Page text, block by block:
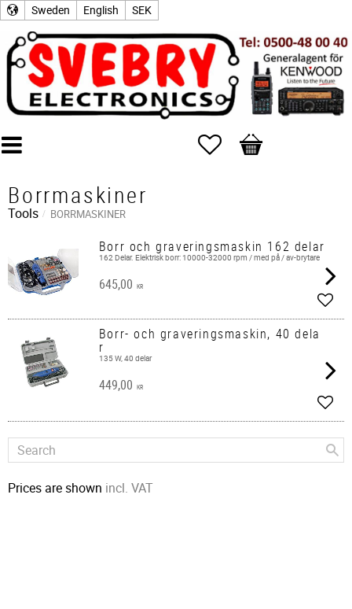
Sweden English SEK
Favorites
Basket
Borrmaskiner
Tools BORRMASKINER
Borr och graveringsmaskin 162 delar
162 Delar. Elektrisk borr: 10000-32000 rpm / med på / av-brytare
645,00 KR
Add
Borr- och graveringsmaskin, 40 dela
r
135 W, 40 delar
449,00 KR
Add
Prices are shown incl. VAT